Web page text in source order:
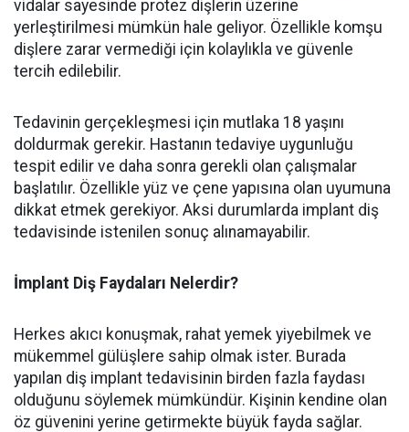
vidalar sayesinde protez dişlerin üzerine
yerleştirilmesi mümkün hale geliyor. Özellikle komşu
dişlere zarar vermediği için kolaylıkla ve güvenle
tercih edilebilir.
Tedavinin gerçekleşmesi için mutlaka 18 yaşını
doldurmak gerekir. Hastanın tedaviye uygunluğu
tespit edilir ve daha sonra gerekli olan çalışmalar
başlatılır. Özellikle yüz ve çene yapısına olan uyumuna
dikkat etmek gerekiyor. Aksi durumlarda implant diş
tedavisinde istenilen sonuç alınamayabilir.
İmplant Diş Faydaları Nelerdir?
Herkes akıcı konuşmak, rahat yemek yiyebilmek ve
mükemmel gülüşlere sahip olmak ister. Burada
yapılan diş implant tedavisinin birden fazla faydası
olduğunu söylemek mümkündür. Kişinin kendine olan
öz güvenini yerine getirmekte büyük fayda sağlar.